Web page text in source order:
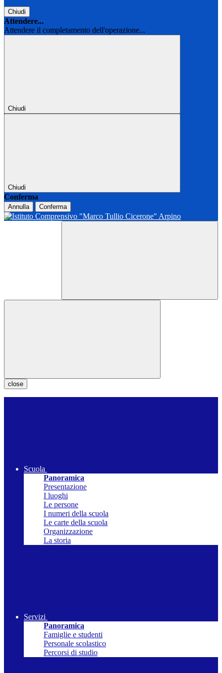
Chiudi
Attendere...
Attendere il completamento dell'operazione...
Chiudi
Chiudi
Conferma
Annulla Conferma
close
Scuola
Panoramica
Presentazione
I luoghi
Le persone
I numeri della scuola
Le carte della scuola
Organizzazione
La storia
Servizi
Panoramica
Famiglie e studenti
Personale scolastico
Percorsi di studio